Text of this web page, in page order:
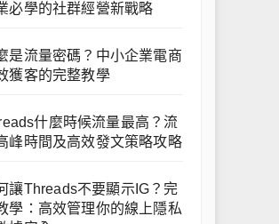
必學的社群經營新戰略
是流量密碼？中小企業電商
獲客的完整教學
什麼時候流量最高？流
峰時間及高效發文策略攻略
讓Threads不要顯示IG？完
學：高效管理你的線上隱私